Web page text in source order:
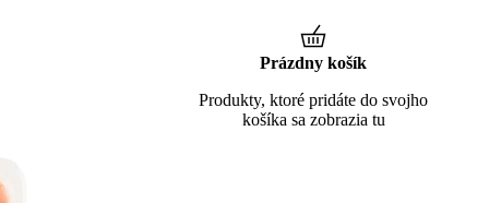
Prázdny košík
Produkty, ktoré pridáte do svojho
košíka sa zobrazia tu